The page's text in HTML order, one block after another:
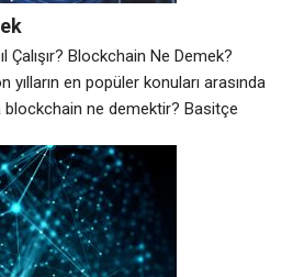
Çalışır? Blockchain Ne Demek?
en popüler konuları arasında
blockchain ne demektir? Basitçe
Bu teknolojinin en önemli
bir yapıda olmasıdır. Yani, herkes bu
ve herhangi bir